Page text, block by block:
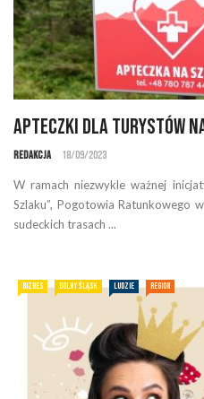
Apteczki dla Turystów
Redakcja 18/09/2023
W ramach niezwykle ważnej
Szlaku”, Pogotowia Ratunkowego
sudeckich trasach ...
BIZNES DOLNY ŚLĄSK LUDZIE REGION